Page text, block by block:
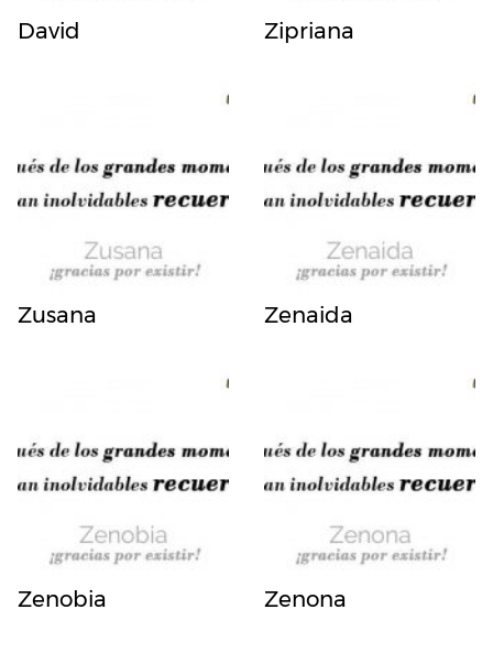
David Zipriana
Zusana Zenaida
Zenobia Zenona